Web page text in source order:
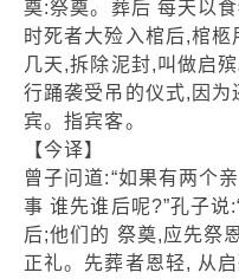
奠:祭奠。葬后 每天以
时死者大殓入棺后,棺
几天,拆除泥封,叫做启
行踊袭受吊的仪式,因
宾。指宾客。
【今译】
曾子问道:“如果有两个
事 谁先谁后呢?”孔子说
后;他们的 祭奠,应先祭
正礼。先葬者恩轻, 从